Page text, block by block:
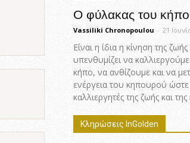
Ο φύλακας του
Vassiliki Chronopoulou - 21
Είναι η ίδια η κίνηση της
υπενθυμίζει να
κήπο, να ανθίζουμε και να
ενέργεια του κηπουρού
καλλιεργητές της ζωής και της
Κληρώσεις InGolden